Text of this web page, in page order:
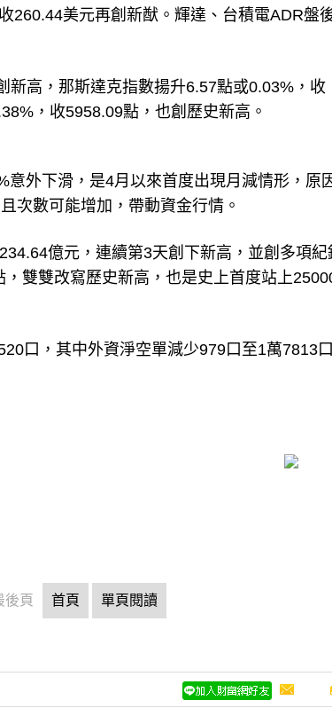
260.44美元再創新猷。輝達、台積電ADR盤
新高，那斯達克指數揚升6.57點或0.03%，收
，收5958.09點，也創歷史新高。
外下滑，是4月以來首度出現月減情形，原
次數可能增加，帶動資金行情。
億元，連續第3天創下新高，並創多項紀
雙雙改寫歷史新高，也是史上首度站上
口，其中外資淨空單減少979口至1萬7813口
後頁 首頁 單頁閱讀